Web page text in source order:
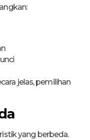
jelas, pemilihan
yang berbeda.